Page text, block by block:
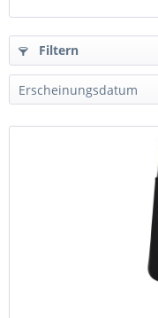
Filtern